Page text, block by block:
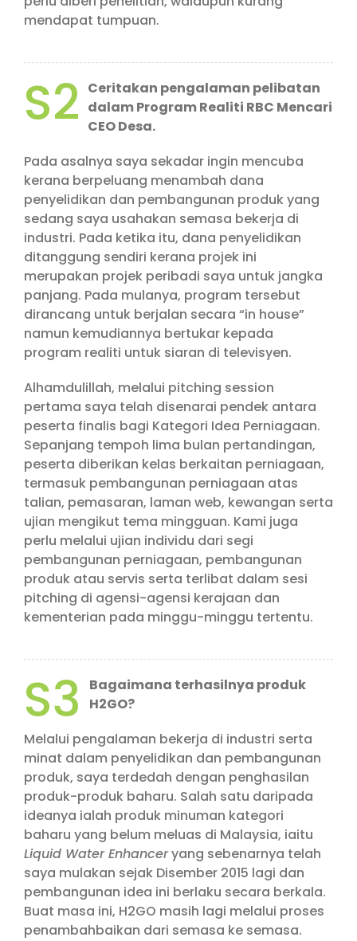
mendapat tumpuan.
S2 Ceritakan pengalaman pelibatan
dalam Program Realiti RBC Mencari
CEO Desa.
Pada asalnya saya sekadar ingin mencuba
kerana berpeluang menambah dana
penyelidikan dan pembangunan produk yang
sedang saya usahakan semasa bekerja di
industri. Pada ketika itu, dana penyelidikan
ditanggung sendiri kerana projek ini
merupakan projek peribadi saya untuk jangka
panjang. Pada mulanya, program tersebut
dirancang untuk berjalan secara “in house”
namun kemudiannya bertukar kepada
program realiti untuk siaran di televisyen.
Alhamdulillah, melalui pitching session
pertama saya telah disenarai pendek antara
peserta finalis bagi Kategori Idea Perniagaan.
Sepanjang tempoh lima bulan pertandingan,
peserta diberikan kelas berkaitan perniagaan,
termasuk pembangunan perniagaan atas
talian, pemasaran, laman web, kewangan serta
ujian mengikut tema mingguan. Kami juga
perlu melalui ujian individu dari segi
pembangunan perniagaan, pembangunan
produk atau servis serta terlibat dalam sesi
pitching di agensi-agensi kerajaan dan
kementerian pada minggu-minggu tertentu.
S3
Bagaimana terhasilnya produk
H2GO?
Melalui pengalaman bekerja di industri serta
minat dalam penyelidikan dan pembangunan
produk, saya terdedah dengan penghasilan
produk-produk baharu. Salah satu daripada
ideanya ialah produk minuman kategori
baharu yang belum meluas di Malaysia, iaitu
Liquid Water Enhanceryang sebenarnya telah
saya mulakan sejak Disember 2015 lagi dan
pembangunan idea ini berlaku secara berkala.
Buat masa ini, H2GO masih lagi melalui proses
penambahbaikan dari semasa ke semasa.